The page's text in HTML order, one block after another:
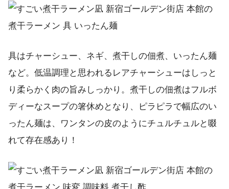
具はチャーシュー、ネギ、煮干しの佃煮、いったん麺
など。低温調理と思われるレアチャーシューはしっと
り柔らかく肉の旨みしっかり。煮干しの佃煮はフルボ
ディーなスープの箸休めとなり、ピラピラで幅広のい
ったん麺は、ワンタンの皮のようにチュルチュルと啜
れて存在感あり！